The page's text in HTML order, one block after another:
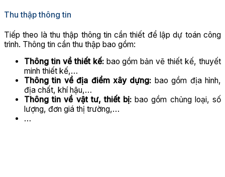
Thu thập thông tin
Tiếp theo là thu thập thông tin cần thiết để lập dự toán công
trình. Thông tin cần thu thập bao gồm:
Thông tin về thiết kế:bao gồm bản vẽ thiết kế, thuyết
minh thiết kế,…
Thông tin về địa điểm xây dựng: bao gồm địa hình,
địa chất, khí hậu,…
Thông tin về vật tư, thiết bị: bao gồm chủng loại, số
lượng, đơn giá thị trường,…
…